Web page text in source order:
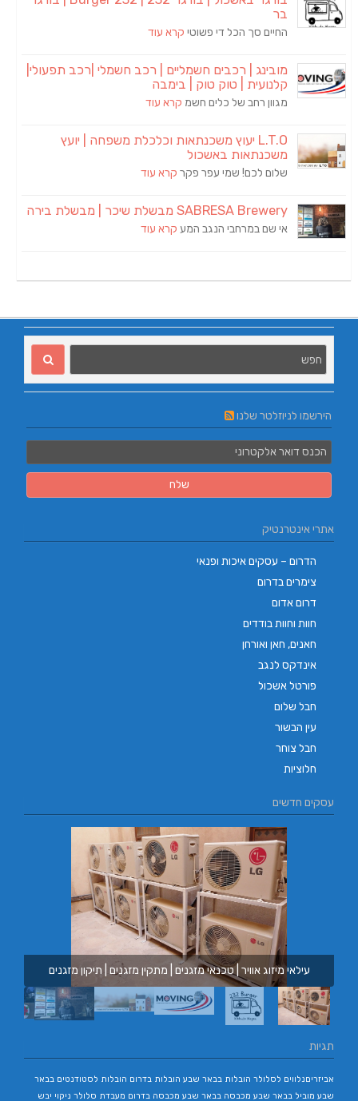
בר
החיים סך הכל די פשוטיקרא עוד
מובינג | רכבים חשמליים | רכב חשמלי |רכב תפעולי|
קלנועית | טוק טוק | בימבה
מגוון רחב של כלים חשמקרא עוד
L.T.O יעוץ משכנתאות וכלכלת משפחה | יועץ
משכנתאות באשכול
שלום לכם! שמי עפר פקרקרא עוד
SABRESA Brewery מבשלת שיכר | מבשלת בירה
אי שם במרחבי הנגב המעקרא עוד
הירשמו לניוזלטר שלנו
אתרי אינטרנטיק
הדרום – עסקים איכות ופנאי
צימרים בדרום
דרום אדום
חוות וחוות בודדים
חאנים, חאן ואורחן
אינדקס לנגב
פורטל אשכול
חבל שלום
עין הבשור
חבל צוחר
חלוציות
עסקים חדשים
עילאי מיזוג אוויר | טכנאי מזגנים | מתקין מזגנים | תיקון מזגנים
תגיות
אביזריםנלווים לסלולר הובלות בבאר שבע הובלות בדרום הובלות לסטודנטים בבאר
שבע מוביל בבאר שבע מכבסה בבאר שבע מכבסה בדרום מעבדת סלולר ניקוי יבש